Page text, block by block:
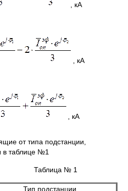
, кА
, кА
, кА
от типа подстанции,
в таблице №1
№ 1
Тип подстанции